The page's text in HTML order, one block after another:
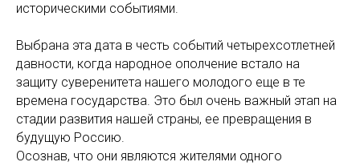
историческими событиями.
Выбрана эта дата в честь событий четырехсотлетней
давности, когда народное ополчение встало на
защиту суверенитета нашего молодого еще в те
времена государства. Это был очень важный этап на
стадии развития нашей страны, ее превращения в
будущую Россию.
Осознав, что они являются жителями одного